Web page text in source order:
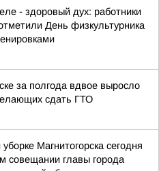
- здоровый дух: работники
День физкультурника
за полгода вдвое выросло
сдать ГТО
Магнитогорска сегодня
совещании главы города